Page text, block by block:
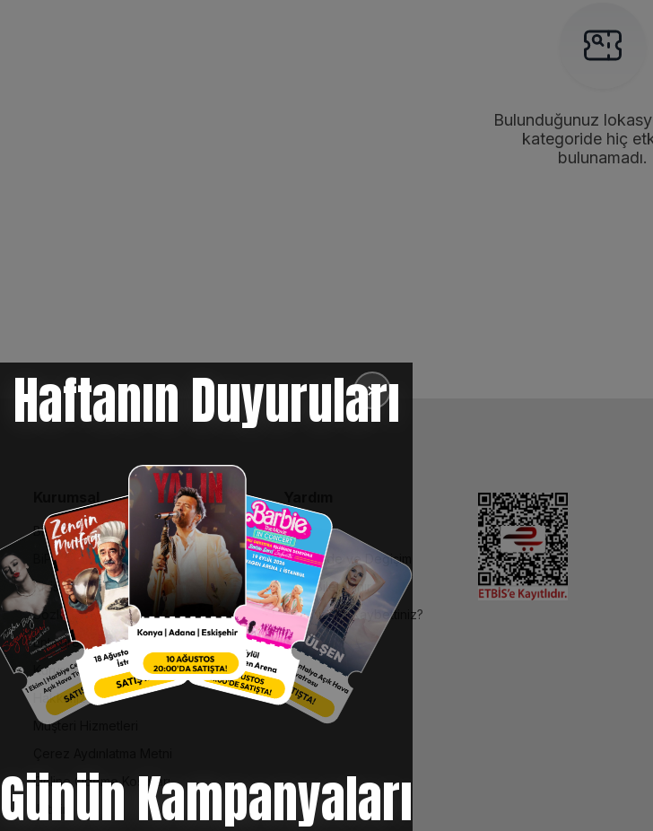
Bulunduğunuz
kategoride hiç
bulunamadı.
✕
Haftanın Duyuruları
Günün Kampanyaları
Kurumsal
Bilgi Toplumu Hizmetleri
BiPuan Kurallar & Koşullar
Kişisel Verilerin Korunması
Sözleşme ve Politikalar
Entegre Yönetim Sistemi Politikası
Kurumsal Kimlik
Hakkımızda
Müşteri Hizmetleri
Online Ödeme Koşulları
İletişim
SSS
İptal, İade ve Değişim
Nasıl Bilet Alınır
Biletinizi Mi Kaybettiniz?